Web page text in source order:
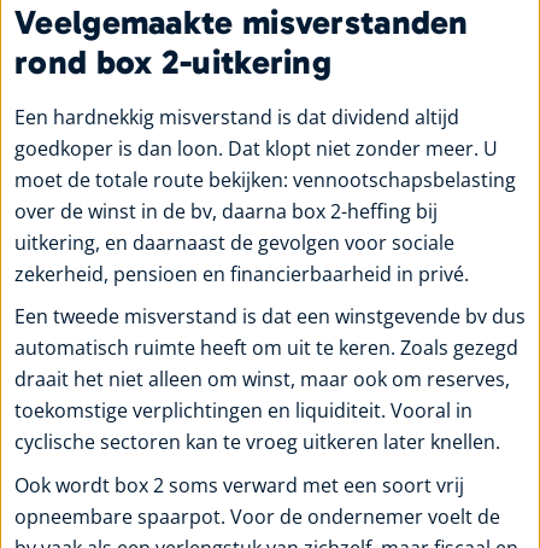
Veelgemaakte misverstanden
rond box 2-uitkering
Een hardnekkig misverstand is dat dividend altijd
goedkoper is dan loon. Dat klopt niet zonder meer. U
moet de totale route bekijken: vennootschapsbelasting
over de winst in de bv, daarna box 2-heffing bij
uitkering, en daarnaast de gevolgen voor sociale
zekerheid, pensioen en financierbaarheid in privé.
Een tweede misverstand is dat een winstgevende bv dus
automatisch ruimte heeft om uit te keren. Zoals gezegd
draait het niet alleen om winst, maar ook om reserves,
toekomstige verplichtingen en liquiditeit. Vooral in
cyclische sectoren kan te vroeg uitkeren later knellen.
Ook wordt box 2 soms verward met een soort vrij
opneembare spaarpot. Voor de ondernemer voelt de